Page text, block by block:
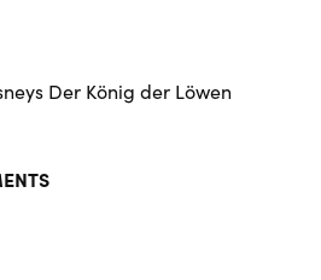
Der König der Löwen